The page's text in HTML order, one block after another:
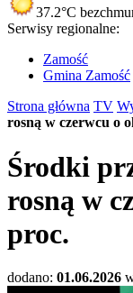
37.2°C
Serwisy regionalne:
Zamość
Gmina Zamość
Strona główna TV
rosną w czerwcu o
Środki
rosną w
proc.
dodano: 01.06.2026